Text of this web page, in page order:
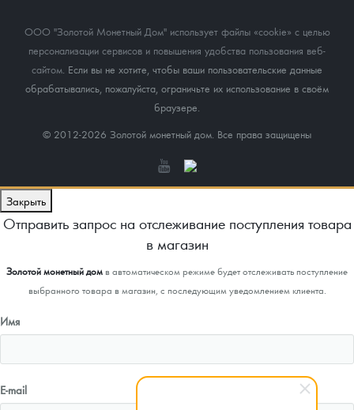
ООО "Золотой Монетный Дом" использует файлы «cookie» с целью
персонализации сервисов и повышения удобства пользования веб-
сайтом . Если вы не хотите, чтобы ваши пользовательские данные
обрабатывались, пожалуйста, ограничьте их использование в своём
браузере.
© 2012-2026 Золотой монетный дом. Все права защищены
Закрыть
Отправить запрос на отслеживание поступления товара
в магазин
Золотой монетный домв автоматическом режиме будет отслеживать поступление
выбранного товара в магазин, с последующим уведомлением клиента.
Имя
E-mail